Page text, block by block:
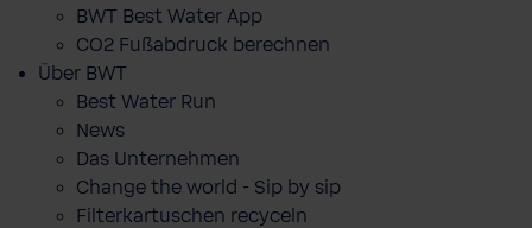
BWT Best Water App
CO2 Fußabdruck berechnen
Über BWT
Best Water Run
News
Das Unternehmen
Change the world - Sip by sip
Filterkartuschen recyceln